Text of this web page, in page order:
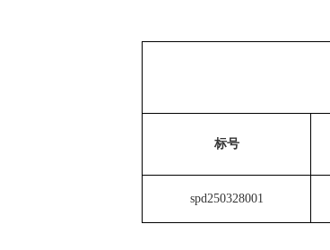
标号
spd250328001